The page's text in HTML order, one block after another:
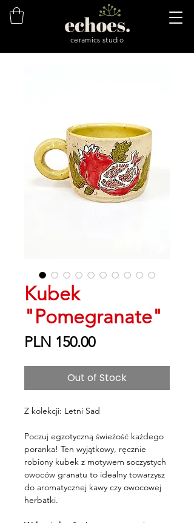
ceramics studio
Kubek
"Pomegranate"
PLN 150.00Price
Out of Stock
Z kolekcji: Letni Sad
Poczuj egzotyczną świeżość każdego
poranka! Ten wyjątkowy, ręcznie
robiony kubek z motywem soczystych
owoców granatu to idealny towarzysz
do aromatycznej kawy czy owocowej
herbatki.